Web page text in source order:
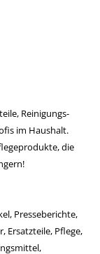
Reinigungs-
im Haushalt.
die
Presseberichte,
Ersatzteile, Pflege,